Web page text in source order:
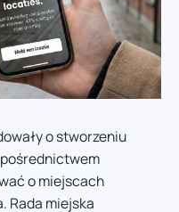
o stworzeniu
o miejscach
Rada miejska